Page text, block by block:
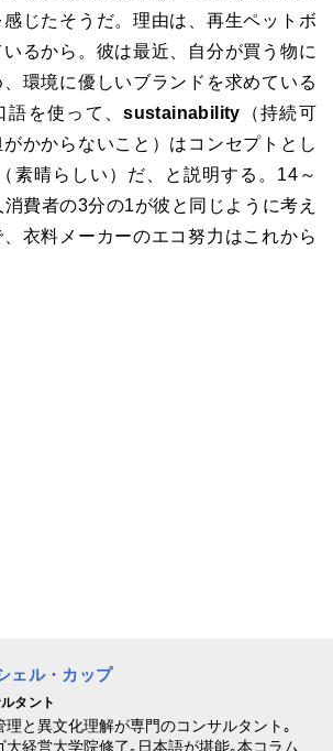
じたそうだ。理由は、再生ペットボ
いるから。彼は最近、自分が買う物に
環境に優しいブランドを求めている
語を使って、sustainability （持続可
かからないこと）はコンセプトとし
（素晴らしい）だ、と説明する。 14～
消費者の3分の1が彼と同じように考え
衣料メーカーのエコ努力はこれから
ェル・カップ
タント
理と異文化理解が専門のコンサルタント｡
大経営大学院修了｡日本語が堪能｡本コラム